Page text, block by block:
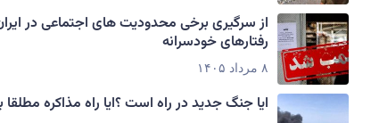
از سرگیری برخی محدودیت های اجتماعی در
رفتارهای خودسرانه
۸ مرداد ۱۴۰۵
ایا جنگ جدید در راه است ؟ایا راه مذاکره